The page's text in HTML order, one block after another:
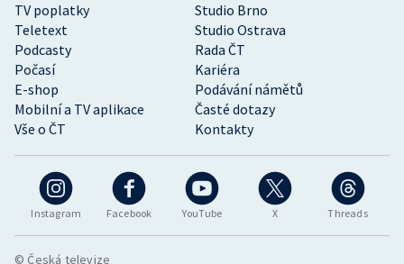
Instagram Facebook YouTube X Threads
TV poplatky
Studio Brno
Teletext
Studio Ostrava
Podcasty
Rada ČT
Počasí
Kariéra
E-shop
Podávání námětů
Mobilní a TV aplikace
Časté dotazy
Vše o ČT
Kontakty
© Česká televize